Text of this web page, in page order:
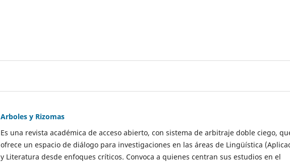
Arboles y Rizomas
Es una revista académica de acceso abierto, con sistema de arbitraje doble ciego,
ofrece un espacio de diálogo para investigaciones en las áreas de Lingüística
y Literatura desde enfoques críticos. Convoca a quienes centran sus estudios en el